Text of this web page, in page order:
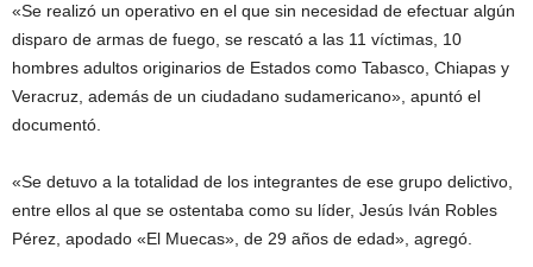
«Se realizó un operativo en el que sin necesidad de efectuar algún
disparo de armas de fuego, se rescató a las 11 víctimas, 10
hombres adultos originarios de Estados como Tabasco, Chiapas y
Veracruz, además de un ciudadano sudamericano», apuntó el
documentó.
«Se detuvo a la totalidad de los integrantes de ese grupo delictivo,
entre ellos al que se ostentaba como su líder, Jesús Iván Robles
Pérez, apodado «El Muecas», de 29 años de edad», agregó.